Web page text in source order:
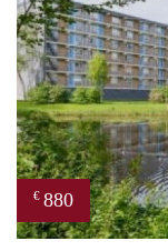
€ 880